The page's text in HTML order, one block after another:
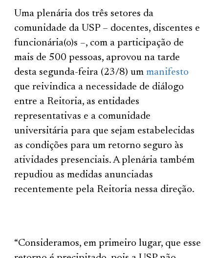
Uma plenária dos três setores da
comunidade da USP – docentes, discentes e
funcionária(o)s –, com a participação de
mais de 500 pessoas, aprovou na tarde
desta segunda-feira (23/8) ummanifesto
que reivindica a necessidade de diálogo
entre a Reitoria, as entidades
representativas e a comunidade
universitária para que sejam estabelecidas
as condições para um retorno seguro às
atividades presenciais. A plenária também
repudiou as medidas anunciadas
recentemente pela Reitoria nessa direção.
“Consideramos, em primeiro lugar, que esse